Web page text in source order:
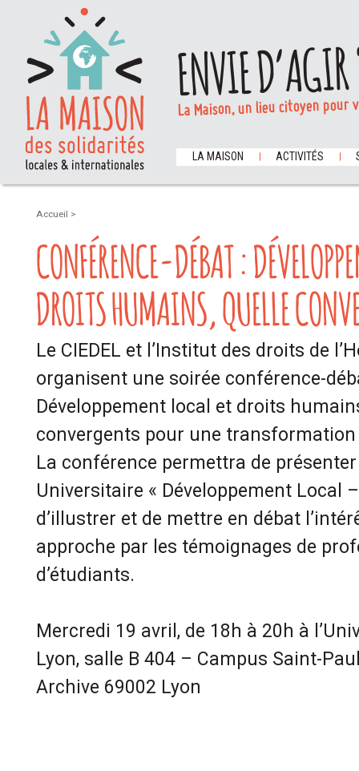
ENVIE
La Maison, un lieu citoyen
LA MAISON ACTIVITÉS
Accueil >
CONFÉRENCE-DÉBAT :
DROITS HUMAINS, QUELLE
Le CIEDEL et l’Institut des droits de
organisent une soirée conférence-
Développement local et droits
convergents pour une transformation
La conférence permettra de
Universitaire « Développement Local
d’illustrer et de mettre en débat
approche par les témoignages de
d’étudiants.
Mercredi 19 avril, de 18h à 20h à
Lyon, salle B 404 – Campus Saint-
Archive 69002 Lyon